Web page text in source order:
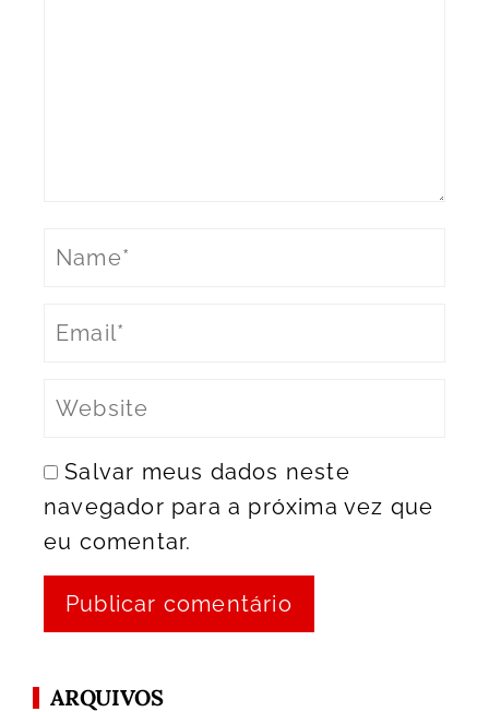
Salvar meus dados neste
navegador para a próxima vez que
eu comentar.
ARQUIVOS